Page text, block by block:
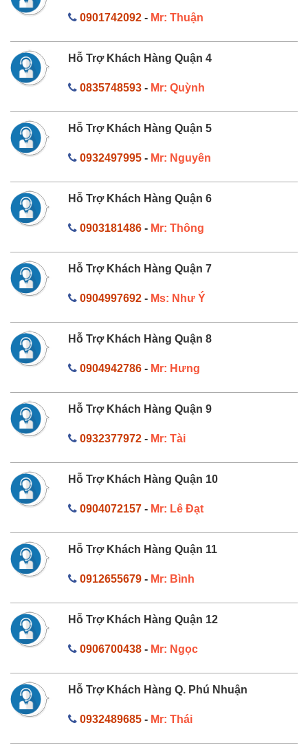
0901742092- Mr: Thuận
Hỗ Trợ Khách Hàng Quận 4
0835748593- Mr: Quỳnh
Hỗ Trợ Khách Hàng Quận 5
0932497995- Mr: Nguyên
Hỗ Trợ Khách Hàng Quận 6
0903181486- Mr: Thông
Hỗ Trợ Khách Hàng Quận 7
0904997692- Ms: Như Ý
Hỗ Trợ Khách Hàng Quận 8
0904942786- Mr: Hưng
Hỗ Trợ Khách Hàng Quận 9
0932377972- Mr: Tài
Hỗ Trợ Khách Hàng Quận 10
0904072157- Mr: Lê Đạt
Hỗ Trợ Khách Hàng Quận 11
0912655679- Mr: Bình
Hỗ Trợ Khách Hàng Quận 12
0906700438- Mr: Ngọc
Hỗ Trợ Khách Hàng Q. Phú Nhuận
0932489685- Mr: Thái